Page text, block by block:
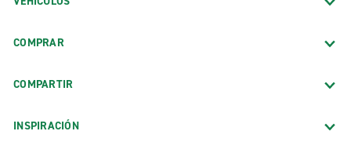
COMPRAR
COMPARTIR
INSPIRACIÓN